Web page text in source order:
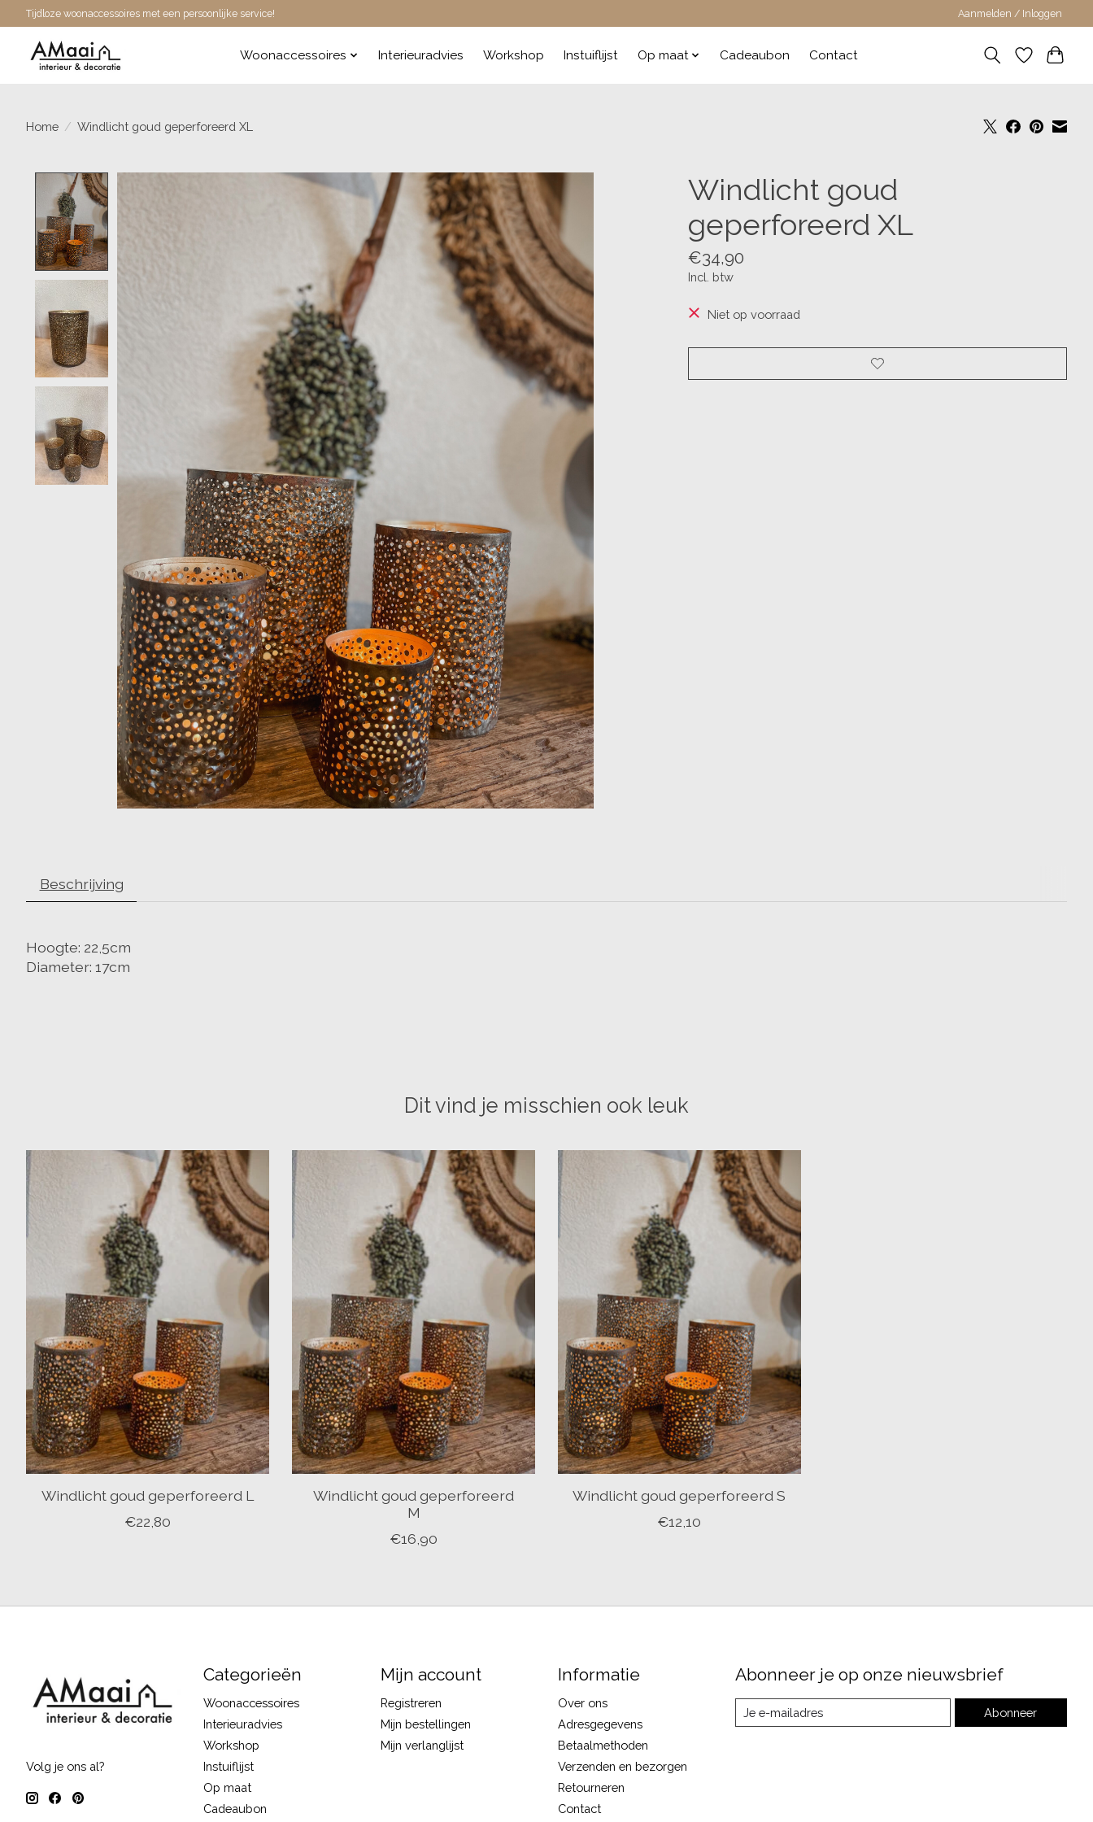
Tijdloze woonaccessoires met een persoonlijke service! Aanmelden / Inloggen
Woonaccessoires Interieuradvies Workshop Instuiflijst Op maat Cadeaubon Contact
Home / Windlicht goud geperforeerd XL
Product image slideshow Items
Windlicht goud
geperforeerd XL
€34,90
Incl. btw
Niet op voorraad
Beschrijving
Hoogte: 22,5cm
Diameter: 17cm
Dit vind je misschien ook leuk
Items van productcarrousel
Windlicht goud geperforeerd L
€22,80
Windlicht goud geperforeerd
M
€16,90
Windlicht goud geperforeerd S
€12,10
Volg je ons al?
Categorieën
Woonaccessoires
Interieuradvies
Workshop
Instuiflijst
Op maat
Cadeaubon
Mijn account
Registreren
Mijn bestellingen
Mijn verlanglijst
Informatie
Over ons
Adresgegevens
Betaalmethoden
Verzenden en bezorgen
Retourneren
Contact
Abonneer je op onze nieuwsbrief
Abonneer